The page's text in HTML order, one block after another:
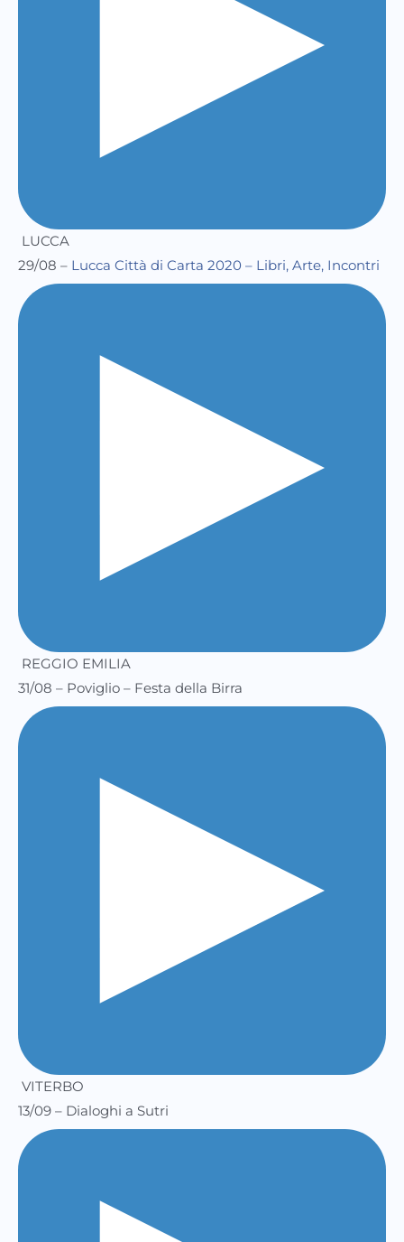
LUCCA
29/08 – Lucca Città di Carta 2020 – Libri, Arte, Incontri
REGGIO EMILIA
31/08 – Poviglio – Festa della Birra
VITERBO
13/09 – Dialoghi a Sutri